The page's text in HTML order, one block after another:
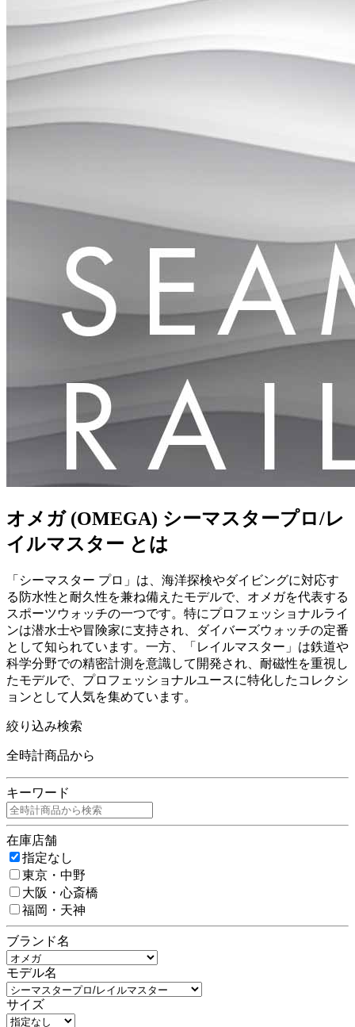
オメガ (OMEGA) シーマスタープロ/レ
イルマスター とは
「シーマスター プロ」は、海洋探検やダイビングに対応す
る防水性と耐久性を兼ね備えたモデルで、オメガを代表する
スポーツウォッチの一つです。特にプロフェッショナルライ
ンは潜水士や冒険家に支持され、ダイバーズウォッチの定番
として知られています。一方、「レイルマスター」は鉄道や
科学分野での精密計測を意識して開発され、耐磁性を重視し
たモデルで、プロフェッショナルユースに特化したコレクシ
ョンとして人気を集めています。
絞り込み検索
全時計商品から
キーワード
在庫店舗
指定なし
東京・中野
大阪・心斎橋
福岡・天神
ブランド名
モデル名
サイズ